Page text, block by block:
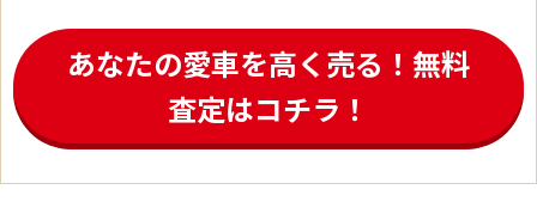
あなたの愛車を高く売る！無料
査定はコチラ！